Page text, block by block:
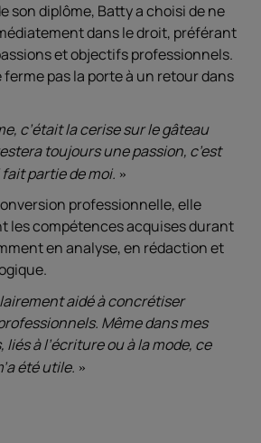
son diplôme, Batty a choisi de ne
dans le droit, préférant
et objectifs professionnels.
pas la porte à un retour dans
c’était la cerise sur le gâteau
toujours une passion, c’est
partie de moi.
professionnelle, elle
les compétences acquises durant
en analyse, en rédaction et
aidé à concrétiser
Même dans mes
à l’écriture ou à la mode, ce
été utile.